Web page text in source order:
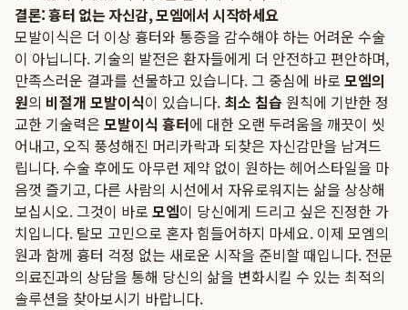
결론: 흉터 없는 자신감, 모엠에서 시작하세요
모발이식은 더 이상 흉터와 통증을 감수해야 하는 어려운 수술
이 아닙니다. 기술의 발전은 환자들에게 더 안전하고 편안하며,
만족스러운 결과를 선물하고 있습니다. 그 중심에 바로 모엠의
원의 비절개 모발이식이 있습니다. 최소 침습 원칙에 기반한 정
교한 기술력은 모발이식 흉터에 대한 오랜 두려움을 깨끗이 씻
어내고, 오직 풍성해진 머리카락과 되찾은 자신감만을 남겨드
립니다. 수술 후에도 아무런 제약 없이 원하는 헤어스타일을 마
음껏 즐기고, 다른 사람의 시선에서 자유로워지는 삶을 상상해
보십시오. 그것이 바로 모엠이 당신에게 드리고 싶은 진정한 가
치입니다. 탈모 고민으로 혼자 힘들어하지 마세요. 이제 모엠의
원과 함께 흉터 걱정 없는 새로운 시작을 준비할 때입니다. 전문
의료진과의 상담을 통해 당신의 삶을 변화시킬 수 있는 최적의
솔루션을 찾아보시기 바랍니다.